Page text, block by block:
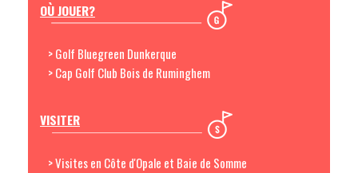
OÙ JOUER?
> Golf Bluegreen Dunkerque
> Cap Golf Club Bois de Ruminghem
VISITER
> Visites en Côte d'Opale et Baie de Somme